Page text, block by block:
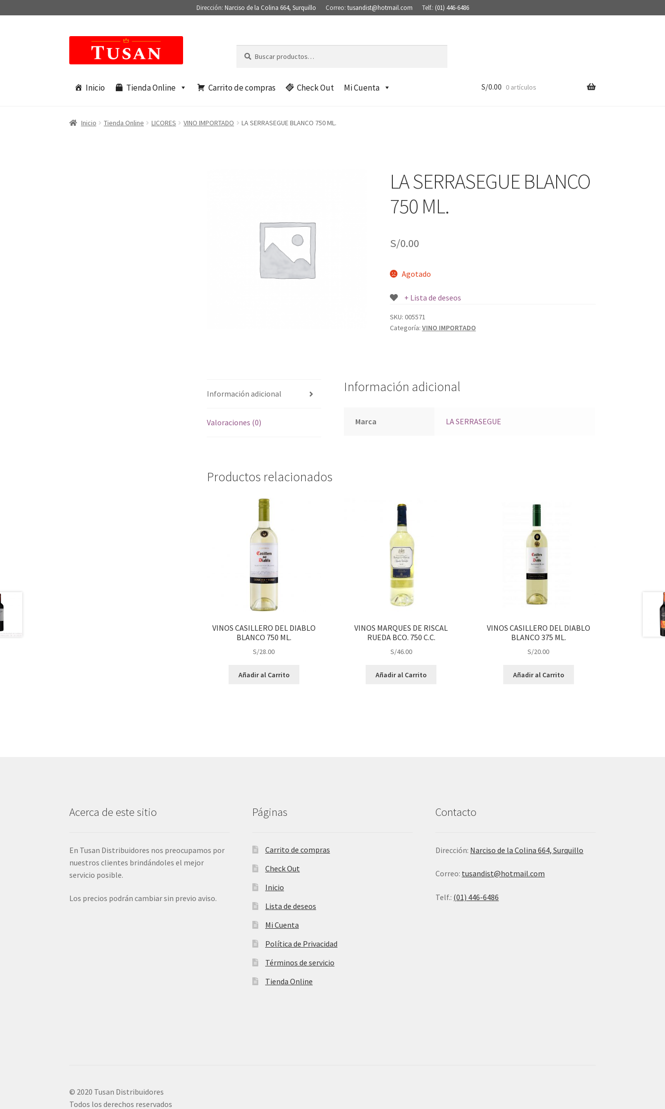
Dirección: Narciso de la Colina 664, Surquillo Correo: tusandist@hotmail.com Telf.: (01) 446-6486
navegación
contenido
por:
c
a
Inicio Tienda Online Carrito de compras Check Out Mi Cuenta S/0.00 0 artículos
Inicio Tienda Online LICORES VINO IMPORTADO LA SERRASEGUE BLANCO 750 ML.
LA SERRASEGUE BLANCO
750 ML.
S/0.00
Agotado
+ Lista de deseos
SKU: 005571
Categoría: VINO IMPORTADO
Información adicional
Valoraciones (0)
Información adicional
Marca LA SERRASEGUE
Productos relacionados
VINOS CASILLERO DEL DIABLO
BLANCO 750 ML.
S/28.00
Añadir al Carrito
VINOS MARQUES DE RISCAL
RUEDA BCO. 750 C.C.
S/46.00
Añadir al Carrito
VINOS CASILLERO DEL DIABLO
BLANCO 375 ML.
S/20.00
Añadir al Carrito
Acerca de este sitio
En Tusan Distribuidores nos preocupamos por
nuestros clientes brindándoles el mejor
servicio posible.
Los precios podrán cambiar sin previo aviso.
Páginas
Carrito de compras
Check Out
Inicio
Lista de deseos
Mi Cuenta
Política de Privacidad
Términos de servicio
Tienda Online
Contacto
Dirección: Narciso de la Colina 664, Surquillo
Correo: tusandist@hotmail.com
Telf.: (01) 446-6486
© 2020 Tusan Distribuidores
Todos los derechos reservados